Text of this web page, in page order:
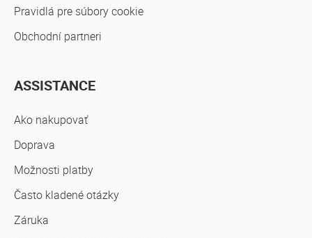
Pravidlá pre súbory cookie
Obchodní partneri
ASSISTANCE
Ako nakupovať
Doprava
Možnosti platby
Často kladené otázky
Záruka